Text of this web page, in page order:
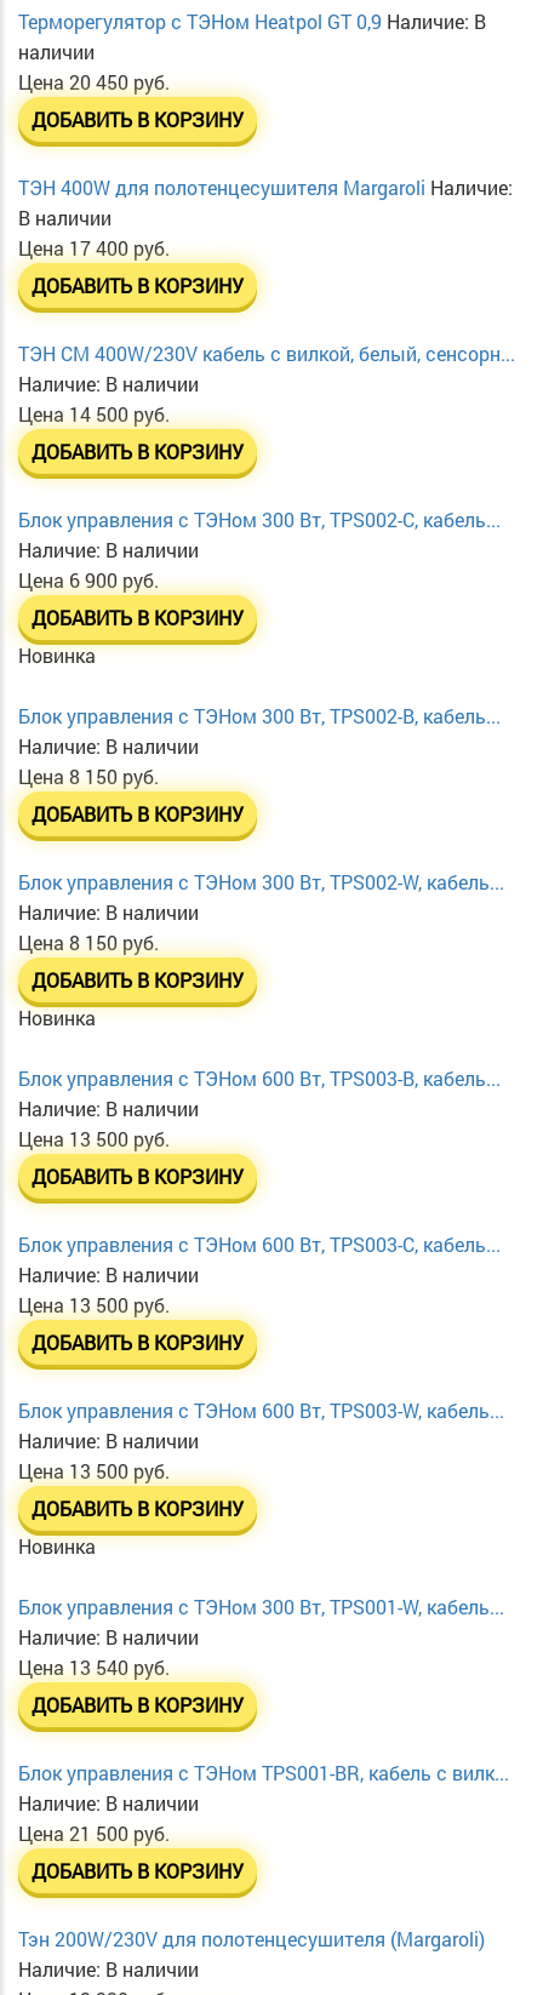
Терморегулятор с ТЭНом Heatpol GT 0,9 Наличие: В
наличии
Цена 20 450 руб.
ДОБАВИТЬ В КОРЗИНУ
ТЭН 400W для полотенцесушителя Margaroli Наличие:
В наличии
Цена 17 400 руб.
ДОБАВИТЬ В КОРЗИНУ
ТЭН CM 400W/230V кабель с вилкой, белый, сенсорн...
Наличие: В наличии
Цена 14 500 руб.
ДОБАВИТЬ В КОРЗИНУ
Блок управления с ТЭНом 300 Вт, TPS002-C, кабель...
Наличие: В наличии
Цена 6 900 руб.
ДОБАВИТЬ В КОРЗИНУ
Новинка
Блок управления с ТЭНом 300 Вт, TPS002-B, кабель...
Наличие: В наличии
Цена 8 150 руб.
ДОБАВИТЬ В КОРЗИНУ
Блок управления с ТЭНом 300 Вт, TPS002-W, кабель...
Наличие: В наличии
Цена 8 150 руб.
ДОБАВИТЬ В КОРЗИНУ
Новинка
Блок управления с ТЭНом 600 Вт, TPS003-B, кабель...
Наличие: В наличии
Цена 13 500 руб.
ДОБАВИТЬ В КОРЗИНУ
Блок управления с ТЭНом 600 Вт, TPS003-C, кабель...
Наличие: В наличии
Цена 13 500 руб.
ДОБАВИТЬ В КОРЗИНУ
Блок управления с ТЭНом 600 Вт, TPS003-W, кабель...
Наличие: В наличии
Цена 13 500 руб.
ДОБАВИТЬ В КОРЗИНУ
Новинка
Блок управления с ТЭНом 300 Вт, TPS001-W, кабель...
Наличие: В наличии
Цена 13 540 руб.
ДОБАВИТЬ В КОРЗИНУ
Блок управления с ТЭНом TPS001-BR, кабель с вилк...
Наличие: В наличии
Цена 21 500 руб.
ДОБАВИТЬ В КОРЗИНУ
Тэн 200W/230V для полотенцесушителя (Margaroli)
Наличие: В наличии